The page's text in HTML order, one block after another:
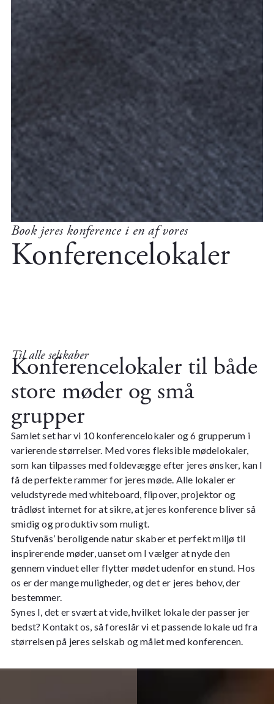
Book jeres konference i en af vores
Konferencelokaler
Til alle selskaber
Konferencelokaler til både
store møder og små
grupper
Samlet set har vi 10 konferencelokaler og 6 grupperum i
varierende størrelser. Med vores fleksible mødelokaler,
som kan tilpasses med foldevægge efter jeres ønsker, kan I
få de perfekte rammer for jeres møde. Alle lokaler er
veludstyrede med whiteboard, flipover, projektor og
trådløst internet for at sikre, at jeres konference bliver så
smidig og produktiv som muligt.
Stufvenäs’ beroligende natur skaber et perfekt miljø til
inspirerende møder, uanset om I vælger at nyde den
gennem vinduet eller flytter mødet udenfor en stund. Hos
os er der mange muligheder, og det er jeres behov, der
bestemmer.
Synes I, det er svært at vide, hvilket lokale der passer jer
bedst? Kontakt os, så foreslår vi et passende lokale ud fra
størrelsen på jeres selskab og målet med konferencen.